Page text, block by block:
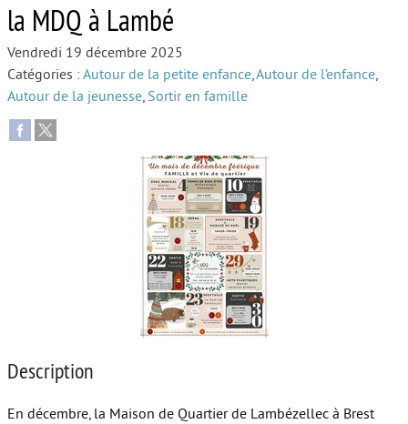
Autour de la jeunesse
Autour de l’école
Protéger les enfants
Face au deuil
Sortir en famille
Vie de couple
Aide aux parents
Place aux grands-parents
la MDQ à Lambé
Vendredi 19 décembre 2025
Catégories :Autour de la petite enfance,Autour de l’enfance,
Autour de la jeunesse, Sortir en famille
Description
En décembre, la Maison de Quartier de Lambézellec à Brest